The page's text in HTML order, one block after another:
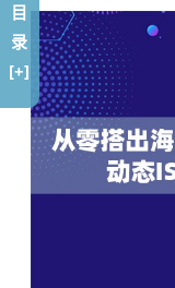
目
录
[+]